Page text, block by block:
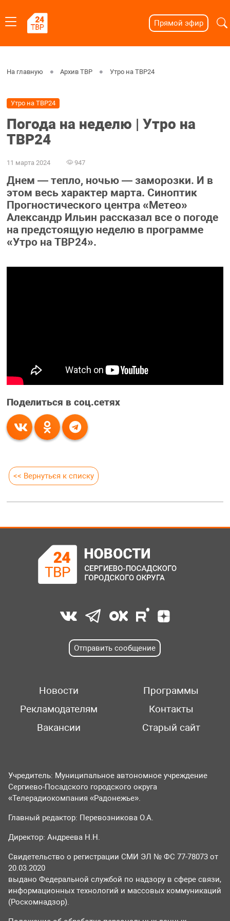
Прямой эфир
На главную Архив ТВР Утро на ТВР24
Утро на ТВР24
Погода на неделю | Утро на
ТВР24
11 марта 2024 947
Днем — тепло, ночью — заморозки. И в
этом весь характер марта. Синоптик
Прогностического центра «Метео»
Александр Ильин рассказал все о погоде
на предстоящую неделю в программе
«Утро на ТВР24».
Поделиться в соц.сетях
<< Вернуться к списку
Отправить сообщение
Новости
Программы
Рекламодателям
Контакты
Вакансии
Старый сайт
Учредитель: Муниципальное автономное учреждение
Сергиево-Посадского городского округа
«Телерадиокомпания «Радонежье».
Главный редактор: Перевозникова О.А.
Директор: Андреева Н.Н.
Свидетельство о регистрации СМИ ЭЛ № ФС 77-78073 от
20.03.2020
выдано Федеральной службой по надзору в сфере связи,
информационных технологий и массовых коммуникаций
(Роскомнадзор).